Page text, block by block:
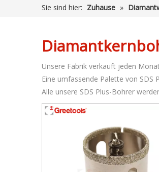
Sie sind hier: Zuhause »
Unsere Fabrik verkauft jeden
Eine umfassende Palette von
Alle unsere SDS Plus-Bohrer